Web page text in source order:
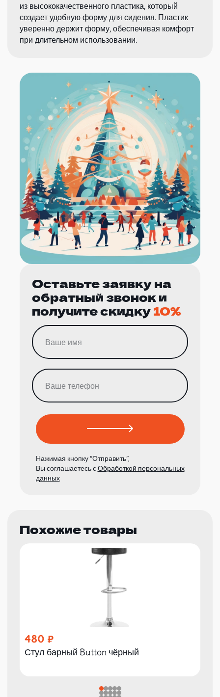
из высококачественного пластика, который
создает удобную форму для сидения. Пластик
уверенно держит форму, обеспечивая комфорт
при длительном использовании.
Оставьте заявку на
обратный звонок и
получите скидку10%
Нажимая кнопку “Отправить”,
Вы соглашаетесь сОбработкой персональных
данных
Похожие товары
480
Стул барный Button чёрный